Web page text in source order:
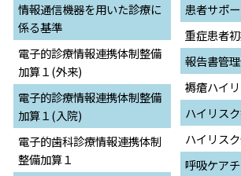
情報通信機器を用いた診療に
係る基準
電子的診療情報連携体制整備
加算１(外来)
電子的診療情報連携体制整備
加算１(入院)
電子的歯科診療情報連携体制
整備加算１
患者サポ
重症患者
報告書管
褥瘡ハイ
ハイリス
ハイリス
呼吸ケア